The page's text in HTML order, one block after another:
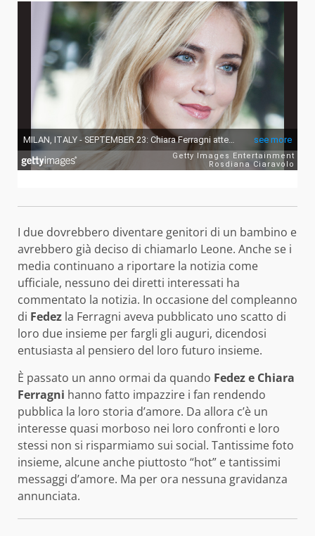
I due dovrebbero diventare genitori di un bambino e
avrebbero già deciso di chiamarlo Leone. Anche se i
media continuano a riportare la notizia come
ufficiale, nessuno dei diretti interessati ha
commentato la notizia. In occasione del compleanno
di Fedez la Ferragni aveva pubblicato uno scatto di
loro due insieme per fargli gli auguri, dicendosi
entusiasta al pensiero del loro futuro insieme.
È passato un anno ormai da quando Fedez e Chiara
Ferragni hanno fatto impazzire i fan rendendo
pubblica la loro storia d’amore. Da allora c’è un
interesse quasi morboso nei loro confronti e loro
stessi non si risparmiamo sui social. Tantissime foto
insieme, alcune anche piuttosto “hot” e tantissimi
messaggi d’amore. Ma per ora nessuna gravidanza
annunciata.